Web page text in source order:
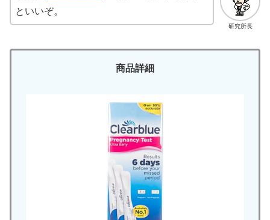
研究所長
といいぞ。
商品詳細